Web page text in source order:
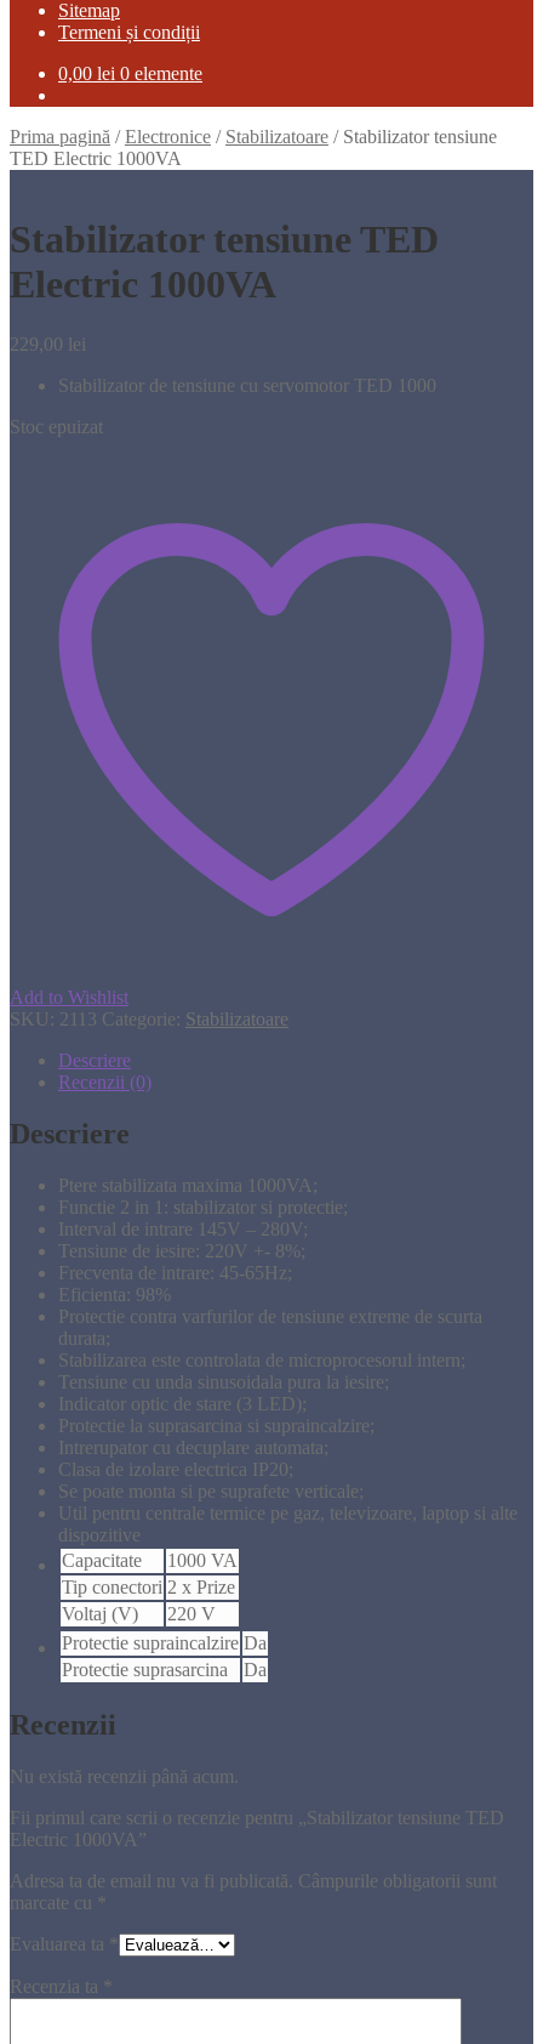
Sitemap
Termeni și condiții
0,00 lei 0 elemente
Prima pagină /Electronice / Stabilizatoare / Stabilizator tensiune
TED Electric 1000VA
Stabilizator tensiune TED
Electric 1000VA
229,00 lei
Stabilizator de tensiune cu servomotor TED 1000
Stoc epuizat
Add to Wishlist
SKU: 2113 Categorie: Stabilizatoare
Descriere
Recenzii (0)
Descriere
Ptere stabilizata maxima 1000VA;
Functie 2 in 1: stabilizator si protectie;
Interval de intrare 145V – 280V;
Tensiune de iesire: 220V +- 8%;
Frecventa de intrare: 45-65Hz;
Eficienta: 98%
Protectie contra varfurilor de tensiune extreme de scurta
durata;
Stabilizarea este controlata de microprocesorul intern;
Tensiune cu unda sinusoidala pura la iesire;
Indicator optic de stare (3 LED);
Protectie la suprasarcina si supraincalzire;
Intrerupator cu decuplare automata;
Clasa de izolare electrica IP20;
Se poate monta si pe suprafete verticale;
Util pentru centrale termice pe gaz, televizoare, laptop si alte
dispozitive
Capacitate
1000 VA
Tip conectori 2 x Prize
Voltaj (V)
220 V
Protectie supraincalzire Da
Protectie suprasarcina
Da
Recenzii
Nu există recenzii până acum.
Fii primul care scrii o recenzie pentru „Stabilizator tensiune TED
Electric 1000VA”
Adresa ta de email nu va fi publicată. Câmpurile obligatorii sunt
marcate cu *
Evaluarea ta *
Recenzia ta *